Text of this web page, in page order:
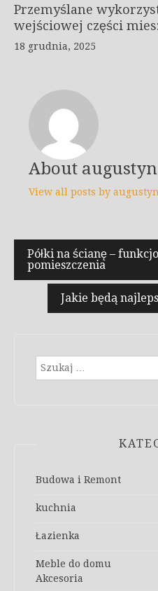
Przemyślane
wejściowej części
18 grudnia, 2025
About augustyn
View all posts by
Nawigacja
wpisu
Półki na ścianę –
pomieszczenia
Jakie będą
Szukaj:
Budowa i Remont
kuchnia
Łazienka
Meble do domu
Akcesoria